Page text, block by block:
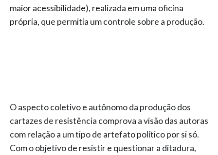
maior acessibilidade), realizada em uma oficina
própria, que permitia um controle sobre a produção.
O aspecto coletivo e autônomo da produção dos
cartazes de resistência comprova a visão das autoras
com relação a um tipo de artefato político por si só.
Com o objetivo de resistir e questionar a ditadura,